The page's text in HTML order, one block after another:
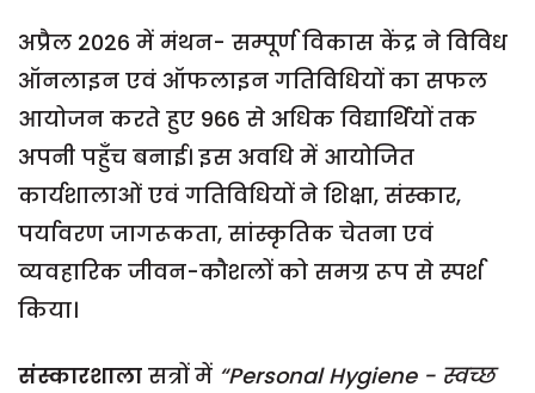
अप्रैल 2026 में मंथन- सम्पूर्ण विकास केंद्र ने विविध
ऑनलाइन एवं ऑफलाइन गतिविधियों का सफल
आयोजन करते हुए 966 से अधिक विद्यार्थियों तक
अपनी पहुँच बनाई। इस अवधि में आयोजित
कार्यशालाओं एवं गतिविधियों ने शिक्षा, संस्कार,
पर्यावरण जागरूकता, सांस्कृतिक चेतना एवं
व्यवहारिक जीवन-कौशलों को समग्र रूप से स्पर्श
किया।
संस्कारशाला सत्रों में “Personal Hygiene - स्वच्छ